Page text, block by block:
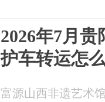
2026年7月
护车转运怎
富源山西非遗艺术